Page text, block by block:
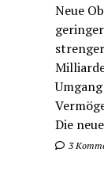
Neue
Die
3